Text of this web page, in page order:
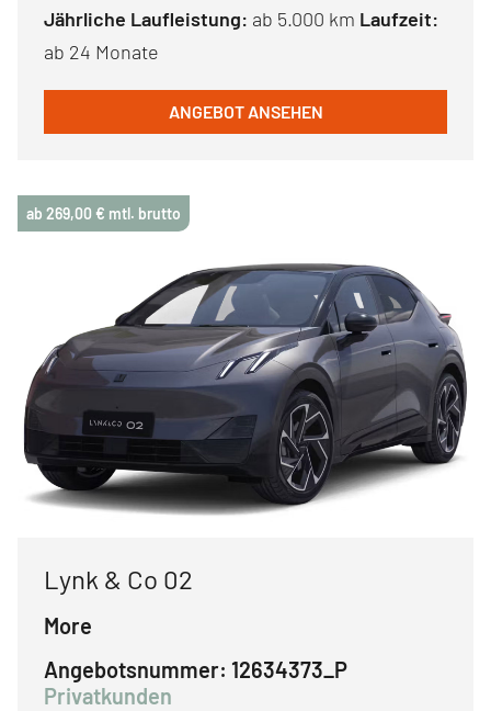
Jährliche Laufleistung: ab 5.000 km Laufzeit:
ab 24 Monate
ANGEBOT ANSEHEN
ab 269,00 € mtl. brutto
Lynk & Co 02
More
Angebotsnummer: 12634373_P
Privatkunden